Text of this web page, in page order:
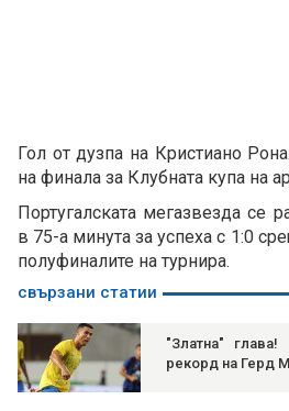
Гол от дузпа на Кристиано
на финала за Клубната купа на
Португалската мегазвезда се
в 75-а минута за успеха с 1:0
полуфиналите на турнира.
свързани статии
"Златна"
рекорд на Герд